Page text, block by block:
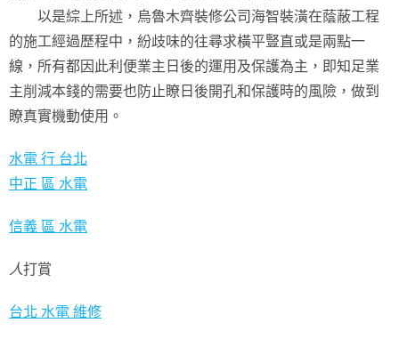
以是綜上所述，烏魯木齊裝修公司海智裝潢在蔭蔽工程
的施工經過歷程中，紛歧味的往尋求橫平豎直或是兩點一
線，所有都因此利便業主日後的運用及保護為主，即知足業
主削減本錢的需要也防止瞭日後開孔和保護時的風險，做到
瞭真實機動使用。
水電 行 台北
中正 區 水電
信義 區 水電
人打賞
台北 水電 維修